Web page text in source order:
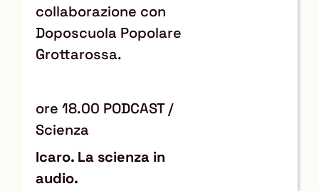
collaborazione con
Doposcuola Popolare
Grottarossa.
ore 18.00 PODCAST /
Scienza
Icaro. La scienza in
audio.